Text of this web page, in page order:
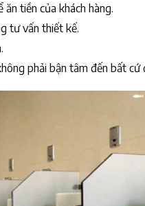
ăn tiền của khách hàng.
tư vấn thiết kế.
phải bận tâm đến bất cứ